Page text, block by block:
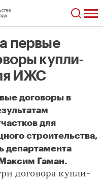
первые
купли-
ИЖС
договоры в
для
строительства,
департамента
Гаман.
договора купли-